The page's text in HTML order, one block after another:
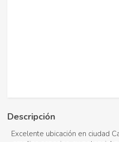
Descripción
Excelente ubicación en ciudad